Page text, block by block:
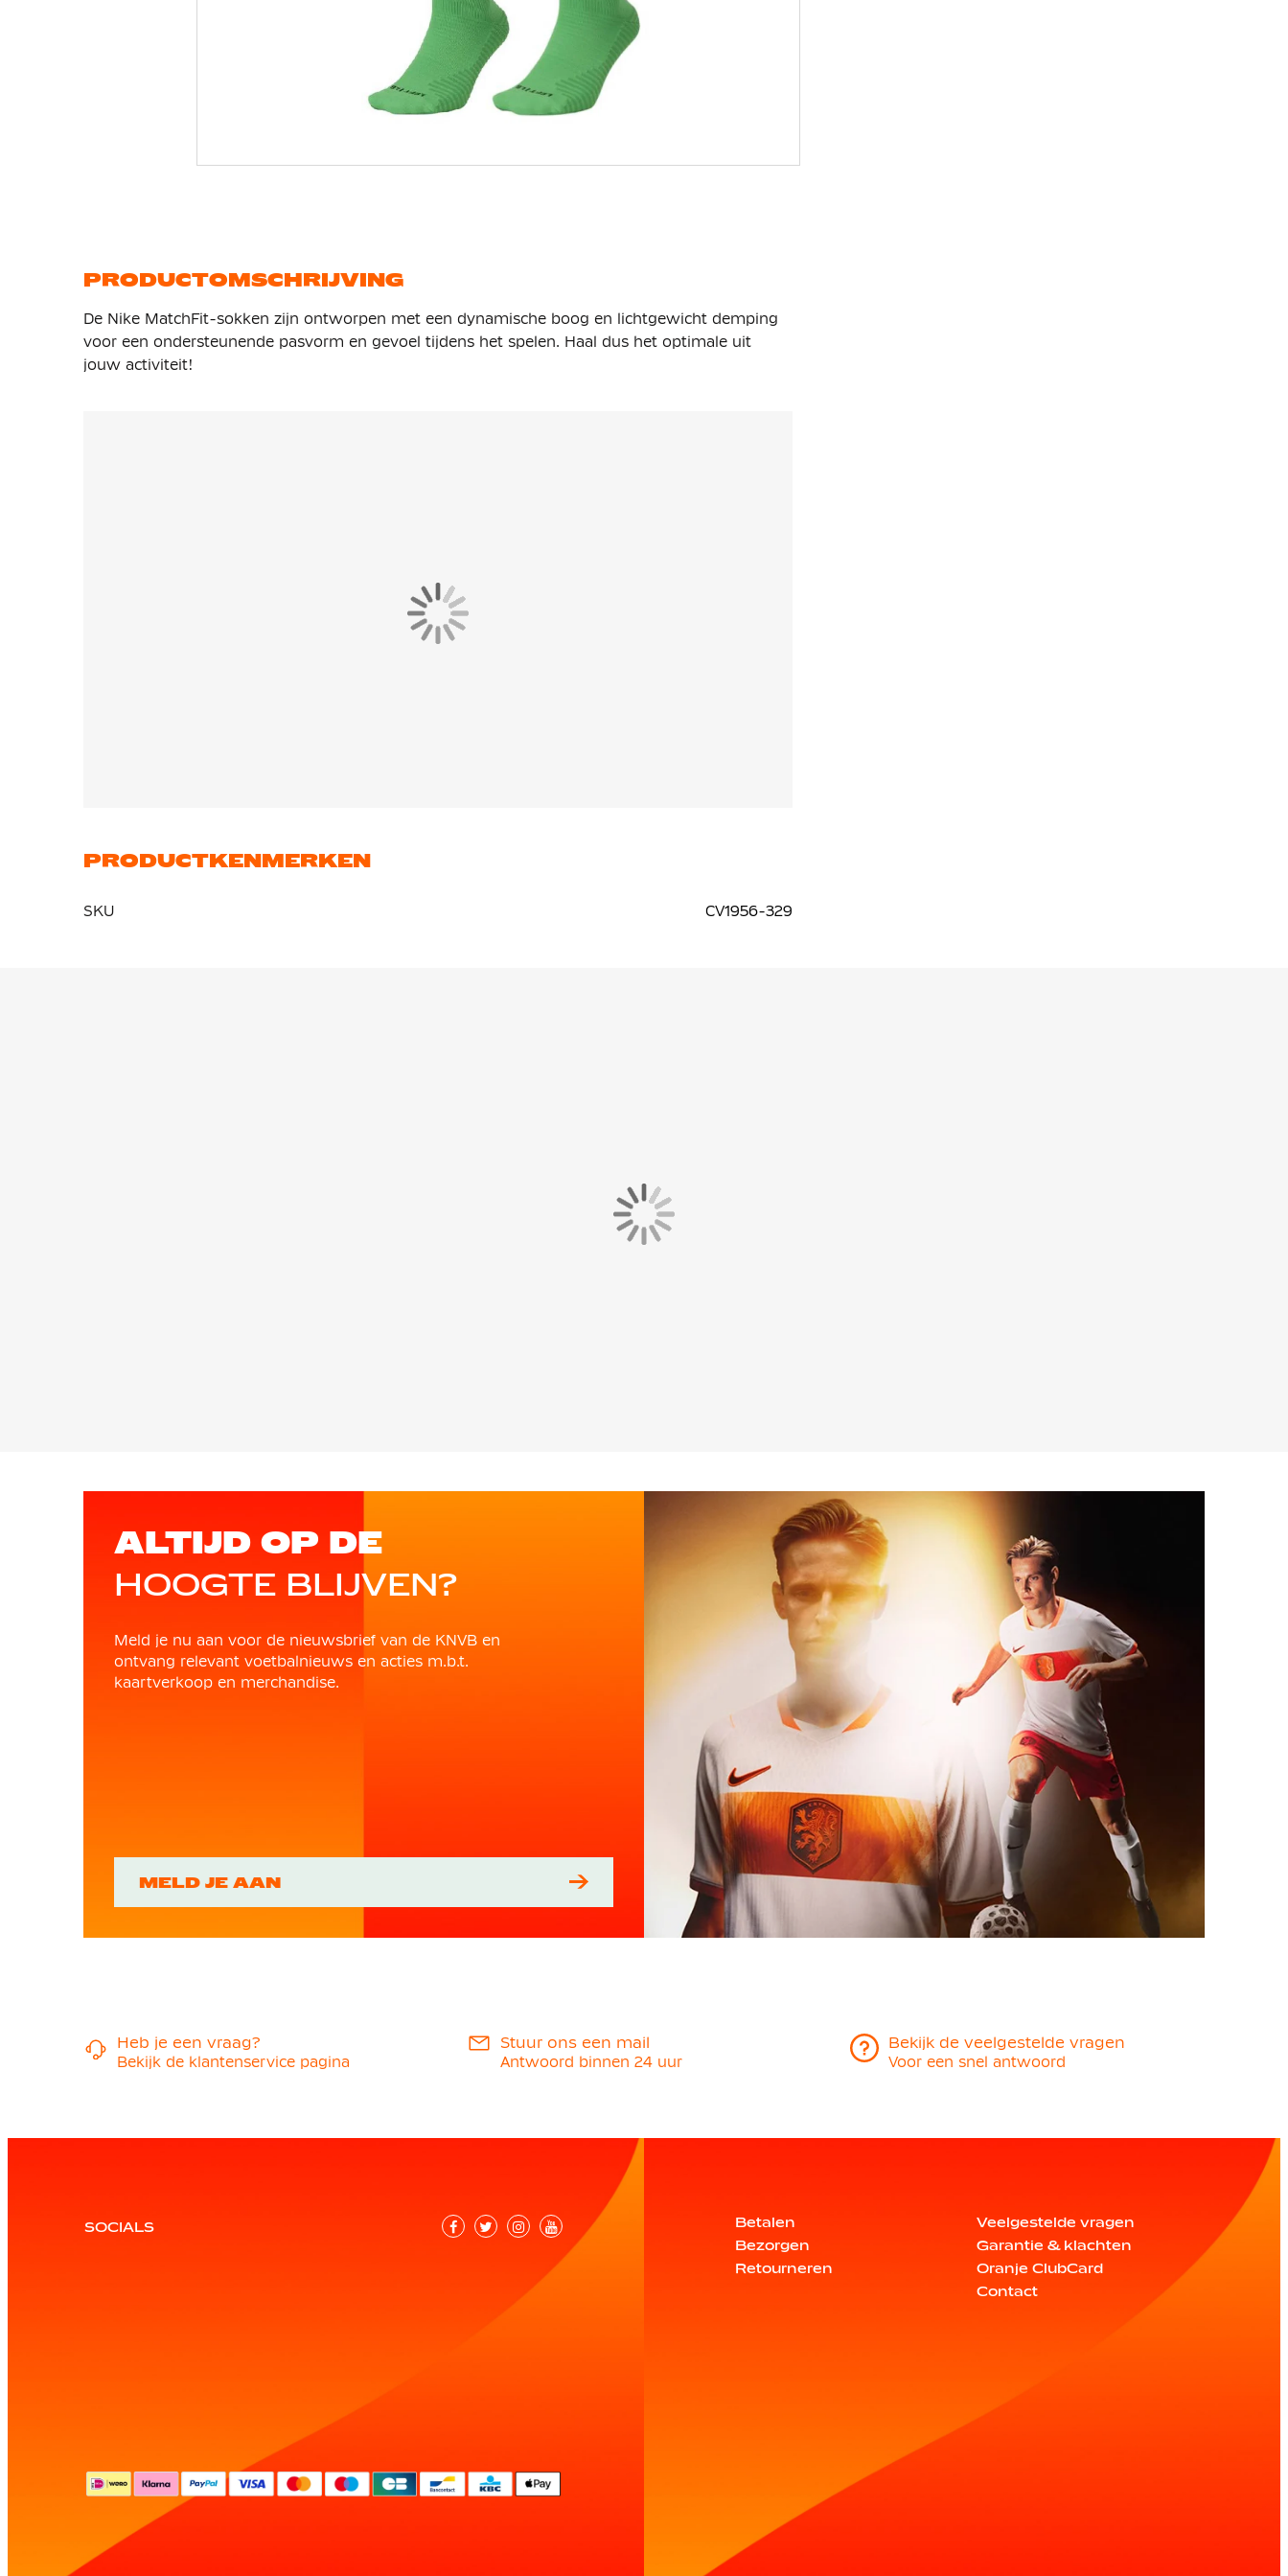
gallerij
PRODUCTOMSCHRIJVING
De Nike MatchFit-sokken zijn ontworpen met een dynamische boog en lichtgewicht demping
voor een ondersteunende pasvorm en gevoel tijdens het spelen. Haal dus het optimale uit
jouw activiteit!
PRODUCTKENMERKEN
SKU CV1956-329
ALTIJD OP DE
HOOGTE BLIJVEN?
Meld je nu aan voor de nieuwsbrief van de KNVB en
ontvang relevant voetbalnieuws en acties m.b.t.
kaartverkoop en merchandise.
MELD JE AAN
Heb je een vraag?
Bekijk de klantenservice pagina
Stuur ons een mail
Antwoord binnen 24 uur
Bekijk de veelgestelde vragen
Voor een snel antwoord
SOCIALS
Betalen
Bezorgen
Retourneren
Veelgestelde vragen
Garantie & klachten
Oranje ClubCard
Contact